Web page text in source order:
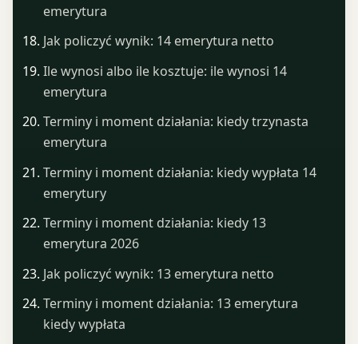
emerytura
Jak policzyć wynik: 14 emerytura netto
Ile wynosi albo ile kosztuje: ile wynosi 14
emerytura
Terminy i moment działania: kiedy trzynasta
emerytura
Terminy i moment działania: kiedy wypłata 14
emerytury
Terminy i moment działania: kiedy 13
emerytura 2026
Jak policzyć wynik: 13 emerytura netto
Terminy i moment działania: 13 emerytura
kiedy wypłata